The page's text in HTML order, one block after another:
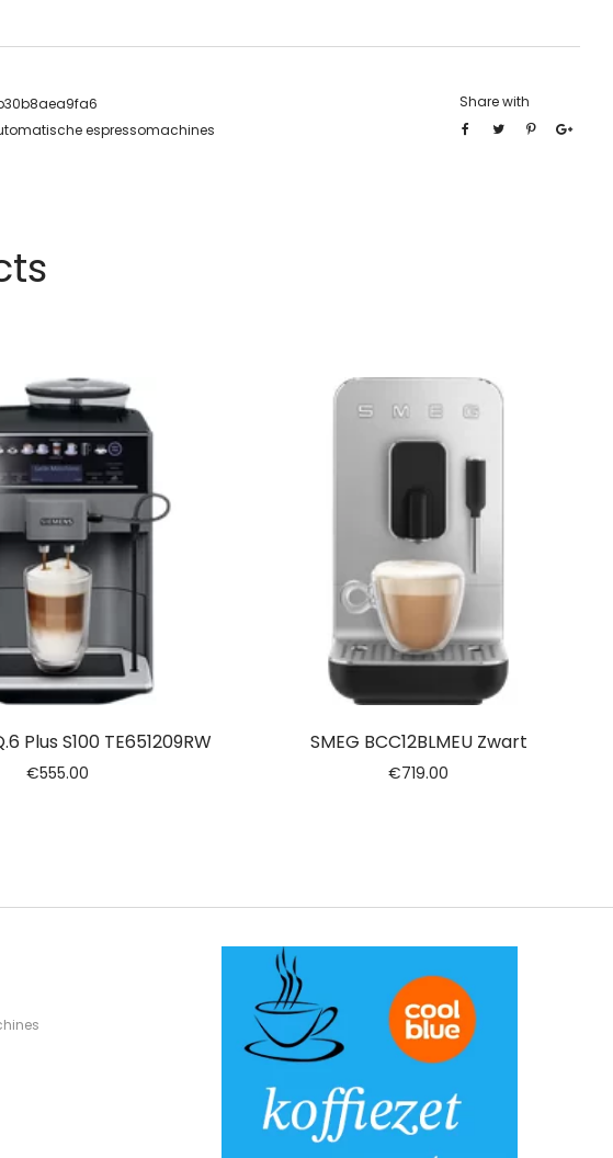
espressomachines
Share with
Plus S100 TE651209RW
€555.00
SMEG BCC12BLMEU Zwart
€719.00